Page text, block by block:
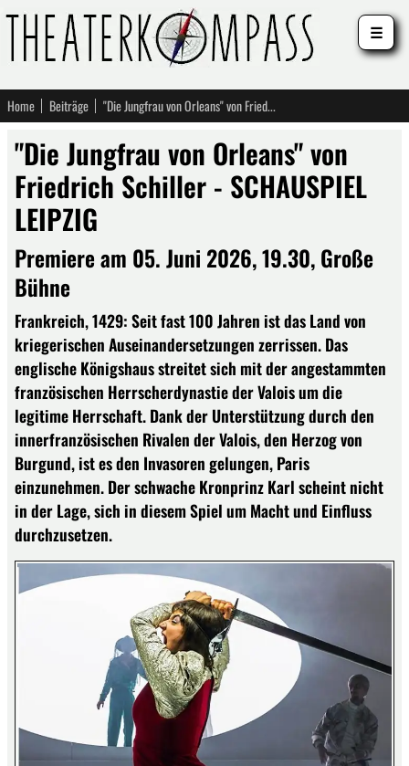
Home Beiträge "Die Jungfrau von Orleans" von Friedrich Schiller - SCHAUSPIEL LEIPZIG
"Die Jungfrau von Orleans" von
Friedrich Schiller - SCHAUSPIEL
LEIPZIG
Premiere am 05. Juni 2026, 19.30, Große
Bühne
Frankreich, 1429: Seit fast 100 Jahren ist das Land von
kriegerischen Auseinandersetzungen zerrissen. Das
englische Königshaus streitet sich mit der angestammten
französischen Herrscherdynastie der Valois um die
legitime Herrschaft. Dank der Unterstützung durch den
innerfranzösischen Rivalen der Valois, den Herzog von
Burgund, ist es den Invasoren gelungen, Paris
einzunehmen. Der schwache Kronprinz Karl scheint nicht
in der Lage, sich in diesem Spiel um Macht und Einfluss
durchzusetzen.
☰